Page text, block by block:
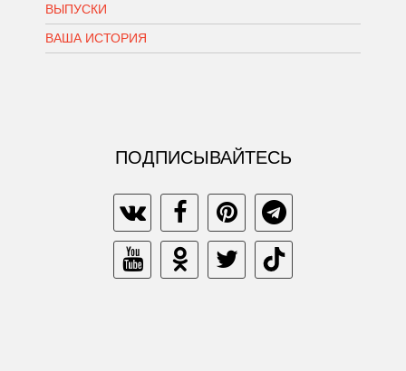
ВЫПУСКИ
ВАША ИСТОРИЯ
ПОДПИСЫВАЙТЕСЬ